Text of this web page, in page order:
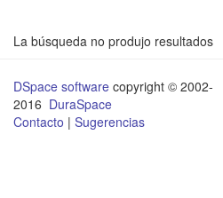
La búsqueda no produjo resultados
DSpace software copyright © 2002-
2016 DuraSpace
Contacto | Sugerencias